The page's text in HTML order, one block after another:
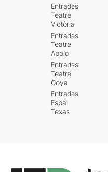
Entrades
Teatre
Victòria
Entrades
Teatre
Apolo
Entrades
Teatre
Goya
Entrades
Espai
Texas